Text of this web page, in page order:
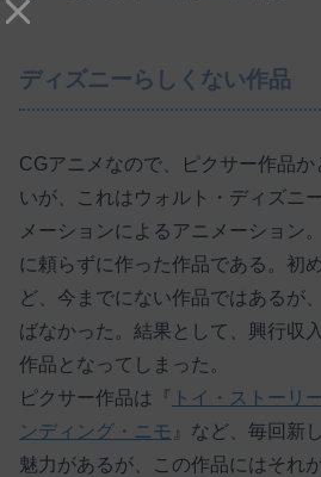
ディズニーらしくない作品
CGアニメなので、ピクサー作品
いが、これはウォルト・ディズニ
メーションによるアニメーション
に頼らずに作った作品である。初
ど、今までにない作品ではあるが
ばなかった。結果として、興行収
作品となってしまった。
ピクサー作品は『 トイ・ストーリ
ンディング・ニモ 』など、毎回新
魅力があるが、この作品にはそれ